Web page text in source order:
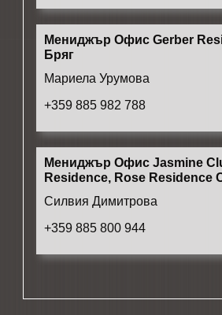
Мениджър Офис Gerber
Бряг
Мариела Урумова
+359 885 982 788
Мениджър Офис Jasmine
Residence, Rose Residence
Силвия Димитрова
+359 885 800 944